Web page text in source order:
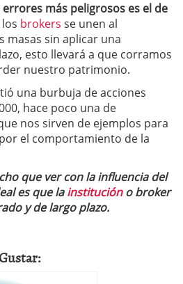
más peligrosos es el de
brokers se unen al
masas sin aplicar una
esto llevará a que corramos
nuestro patrimonio.
una burbuja de acciones
hace poco una de
nos sirven de ejemplos para
el comportamiento de la
que ver con la influencia del
es que lainstitucióno broker
y de largo plazo.